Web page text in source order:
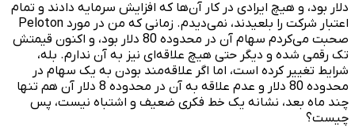
دلار بود، و هیچ ایرادی در کار آن‌ها که افزایش سرمایه دادند و تمام
اعتبار شرکت را بلعیدند، نمی‌دیدم. زمانی که من در مورد Peloton
صحبت می‌کردم سهام آن در محدوده 80 دلار بود، و اکنون قیمتش
تک رقمی شده و دیگر حتی هیچ علاقه‌ای نیز به آن ندارم. بله،
شرایط تغییر کرده است، اما اگر علاقه‌مند بودن به یک سهام در
محدوده 80 دلار و عدم علاقه به آن در محدوده 8 دلار آن هم تنها
چند ماه بعد، نشانه یک خط فکری ضعیف و اشتباه نیست، پس
چیست؟